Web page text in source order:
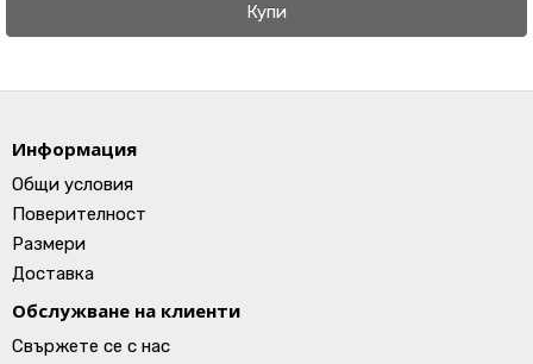
Купи
Информация
Общи условия
Поверителност
Размери
Доставка
Обслужване на клиенти
Свържете се с нас